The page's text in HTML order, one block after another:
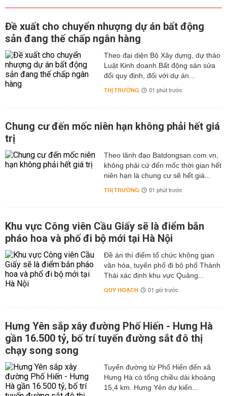
Đề xuất cho chuyển nhượng dự án bất động
sản đang thế chấp ngân hàng
Theo đại diện Bộ Xây dựng, dự thảo
Luật Kinh doanh Bất động sản sửa
đổi quy định, đối với dự án...
THỊ TRƯỜNG 01 phút trước
Chung cư đến mốc niên hạn không phải hết giá
trị
Theo lãnh đạo Batdongsan.com.vn,
không phải cứ đến mốc thời gian hết
niên hạn là chung cư sẽ hết giá...
THỊ TRƯỜNG 01 phút trước
Khu vực Công viên Cầu Giấy sẽ là điểm bắn
pháo hoa và phố đi bộ mới tại Hà Nội
Đề án thí điểm tổ chức không gian
văn hóa, tuyến phố đi bộ phố Thành
Thái xác định khu vực Quảng...
QUY HOẠCH 01 giờ trước
Hưng Yên sắp xây đường Phố Hiến - Hưng Hà
gần 16.500 tỷ, bố trí tuyến đường sắt đô thị
chạy song song
Tuyến đường từ Phố Hiến đến xã
Hưng Hà có tổng chiều dài khoảng
15,4 km. Hưng Yên dự kiến...